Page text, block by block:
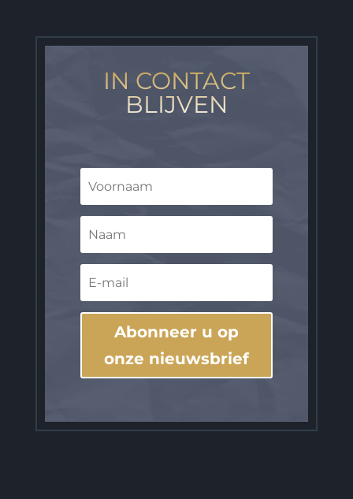
IN CONTACT
BLIJVEN
Abonneer u op
onze nieuwsbrief